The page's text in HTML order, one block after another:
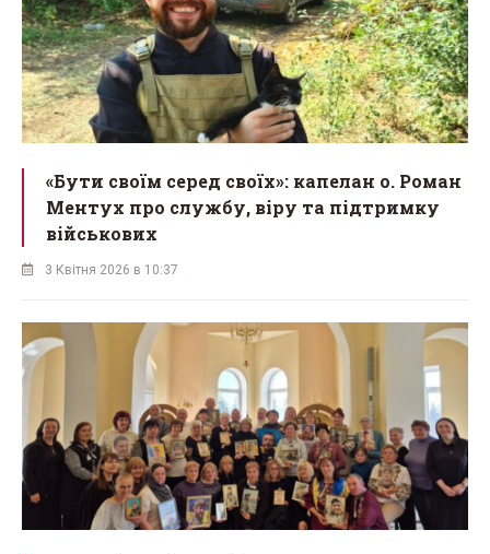
«Бути своїм серед своїх»: капелан о. Роман
Ментух про службу, віру та підтримку
військових
3 Квітня 2026 в 10:37